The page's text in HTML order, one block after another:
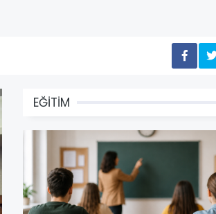
EĞİTİM